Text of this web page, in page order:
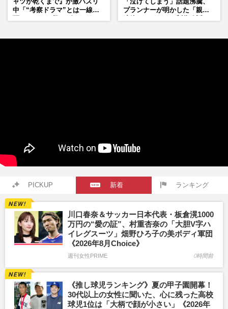
中「“考察ドラマ”とは一線を
プランナーが明かした「親に
PICKUP 新着 ランキング
川口春奈＆サッカー日本代表・板倉滉1000
万円の“愛の証”、村重杏奈の「大胆V字ハ
イレグスーツ」畑野ひろ子の美ボディ軍団
《2026年8月Choice》
週刊女性PRIME 0時間前
《推し球児ランキング》夏の甲子園開幕！
30代以上の女性に聞いた、心に残った高校
球児1位は「大柄で顔が小さい」《2026年